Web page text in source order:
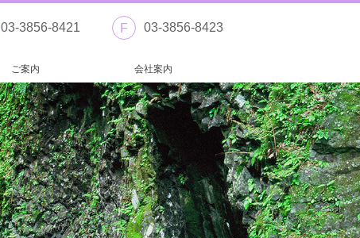
ご案内 会社案内
03-3856-8421 F 03-3856-8423